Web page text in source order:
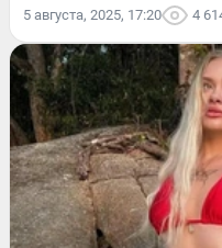
5 августа, 2025, 17:20 4